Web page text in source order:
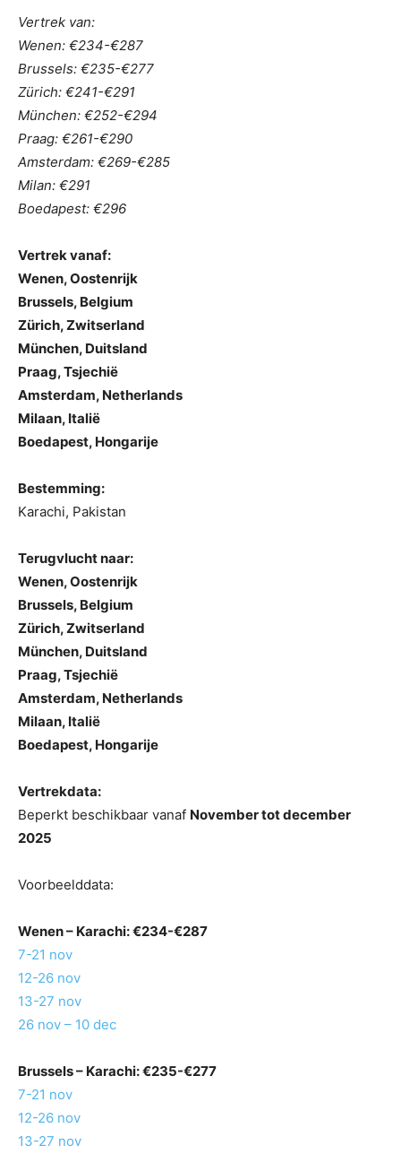
Vertrek van:
Wenen: €234-€287
Brussels: €235-€277
Zürich: €241-€291
München: €252-€294
Praag: €261-€290
Amsterdam: €269-€285
Milan: €291
Boedapest: €296
Vertrek vanaf:
Wenen, Oostenrijk
Brussels, Belgium
Zürich, Zwitserland
München, Duitsland
Praag, Tsjechië
Amsterdam, Netherlands
Milaan, Italië
Boedapest, Hongarije
Bestemming:
Karachi, Pakistan
Terugvlucht naar:
Wenen, Oostenrijk
Brussels, Belgium
Zürich, Zwitserland
München, Duitsland
Praag, Tsjechië
Amsterdam, Netherlands
Milaan, Italië
Boedapest, Hongarije
Vertrekdata:
Beperkt beschikbaar vanaf November tot december
2025
Voorbeelddata:
Wenen– Karachi: €234-€287
7-21 nov
12-26 nov
13-27 nov
26 nov – 10 dec
Brussels– Karachi: €235-€277
7-21 nov
12-26 nov
13-27 nov